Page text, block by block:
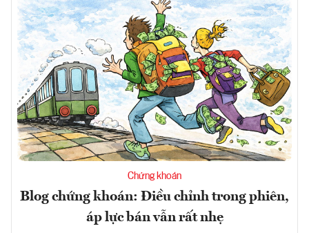
Chứng khoán
Blog chứng khoán: Điều chỉnh trong phiên,
áp lực bán vẫn rất nhẹ